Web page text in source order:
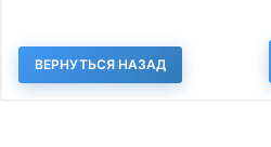
ВЕРНУТЬСЯ НАЗАД